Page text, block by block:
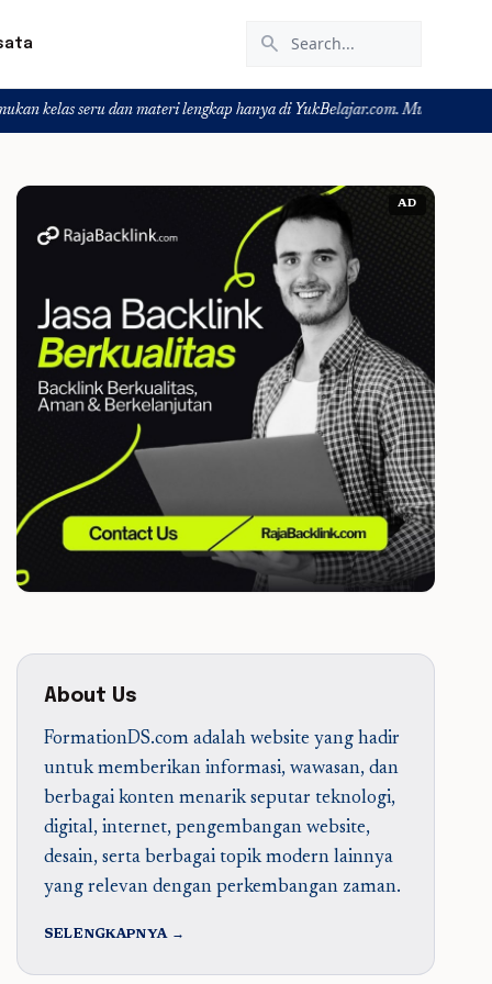
search
dan materi lengkap hanya di YukBelajar.com. Mulai langkah
AD
About Us
FormationDS.com adalah website yang hadir
untuk memberikan informasi, wawasan, dan
berbagai konten menarik seputar teknologi,
digital, internet, pengembangan website,
desain, serta berbagai topik modern lainnya
yang relevan dengan perkembangan zaman.
SELENGKAPNYA →